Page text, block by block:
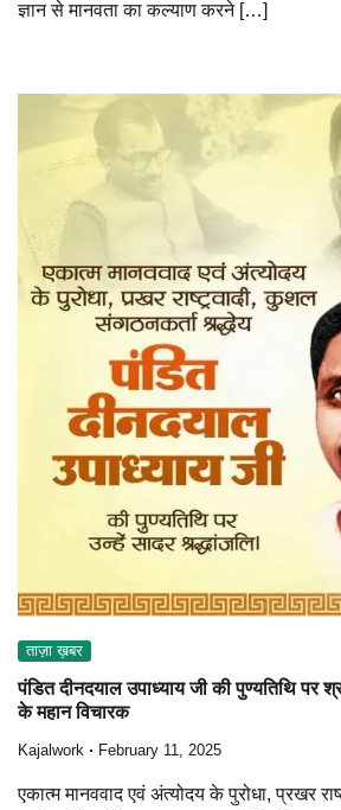
ज्ञान से मानवता का कल्याण करने […]
ताज़ा ख़बर
पंडित दीनदयाल उपाध्याय जी की पुण्यतिथि पर
के महान विचारक
Kajalwork February 11, 2025
एकात्म मानववाद एवं अंत्योदय के पुरोधा, प्रखर